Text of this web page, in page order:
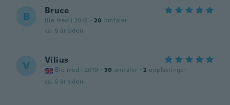
B Bruce
Ble med i 2018 · 20 omtaler
ca. 5 år siden
V Vilius
Ble med i 2019 · 30 omtaler · 2 opplastinger
ca. 5 år siden